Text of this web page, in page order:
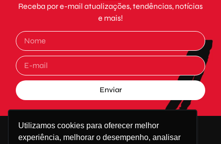
Utilizamos cookies para oferecer melhor
experiência, melhorar o desempenho, analisar
Receba por e-mail atualizações, tendências, notícias
e mais!
Enviar